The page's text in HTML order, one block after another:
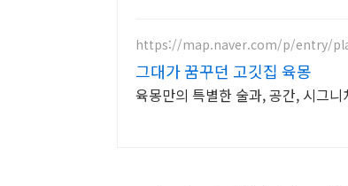
https://map.naver.com/p/entry/
그대가 꿈꾸던 고깃집 육몽
육몽만의 특별한 술과, 공간, 시그